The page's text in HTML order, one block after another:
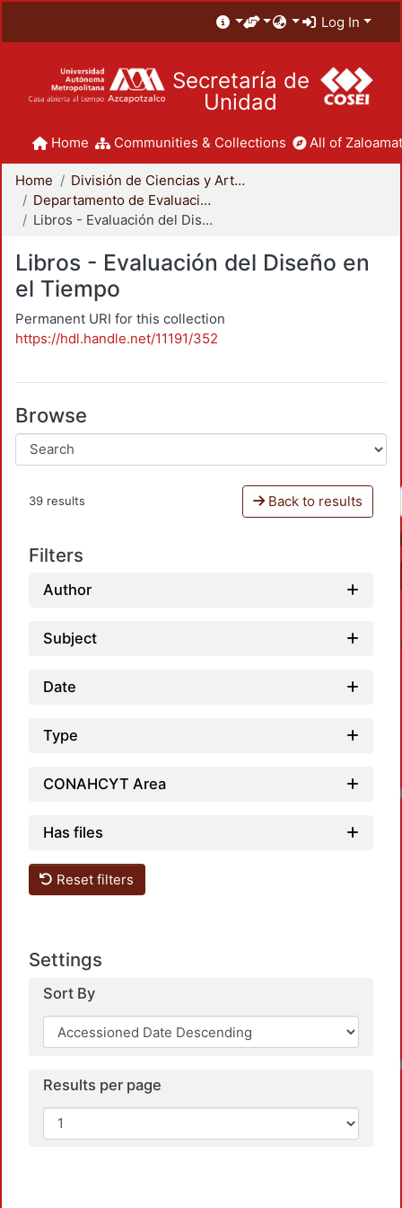
Log In
Secretaría de
Unidad
Home Communities & Collections All of
Home
División de Ciencias y Artes para el Diseño
Departamento de Evaluación del Diseño en el Tiempo
Libros - Evaluación del Diseño en el Tiempo
Libros - Evaluación del Diseño en
el Tiempo
Permanent URI for this collection
https://hdl.handle.net/11191/352
Browse
39 results Back to results
Filters
Author
Subject
Date
Type
CONAHCYT Area
Has files
Reset filters
Settings
Sort By
Results per page